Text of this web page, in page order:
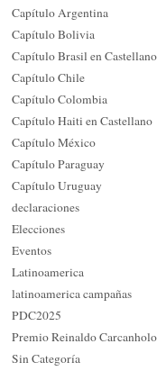
Capítulo Argentina
Capítulo Bolivia
Capítulo Brasil en Castellano
Capítulo Chile
Capítulo Colombia
Capítulo Haiti en Castellano
Capítulo México
Capítulo Paraguay
Capítulo Uruguay
declaraciones
Elecciones
Eventos
Latinoamerica
latinoamerica campañas
PDC2025
Premio Reinaldo Carcanholo
Sin Categoría